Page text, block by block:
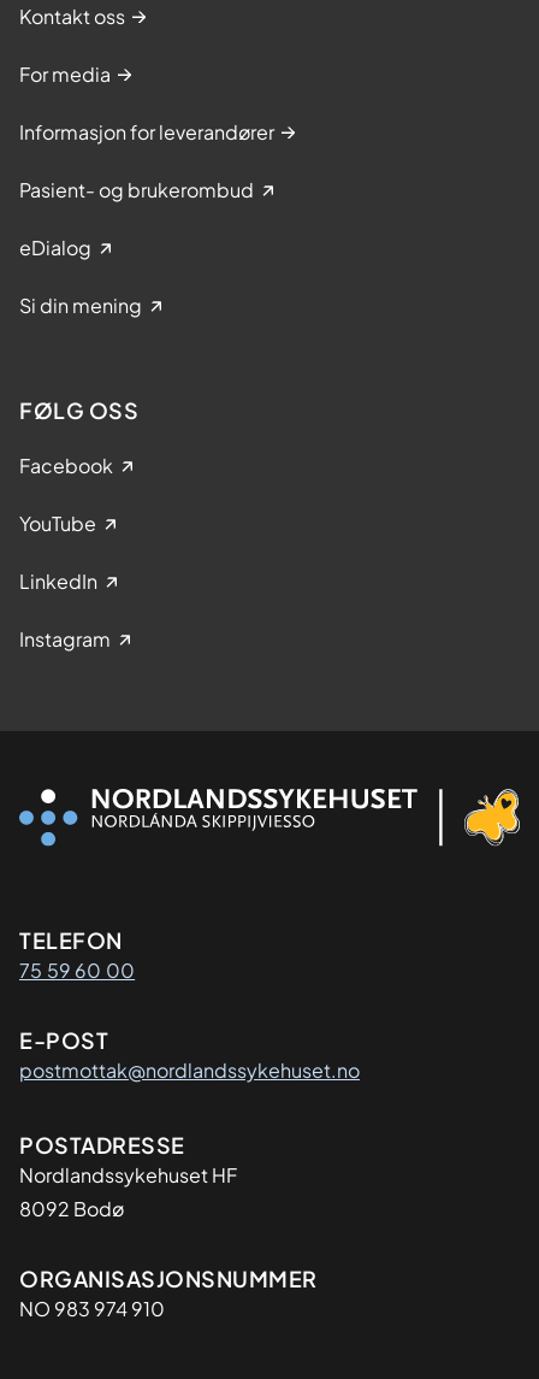
Kontakt oss
For media
Informasjon for leverandører
Pasient- og brukerombud
eDialog
Si din mening
FØLG OSS
Facebook
YouTube
LinkedIn
Instagram
Kontaktinformasjon
TELEFON
75 59 60 00
E-POST
postmottak@nordlandssykehuset.no
Adresse
POSTADRESSE
Nordlandssykehuset HF
8092 Bodø
Organisasjon
ORGANISASJONSNUMMER
NO 983 974 910